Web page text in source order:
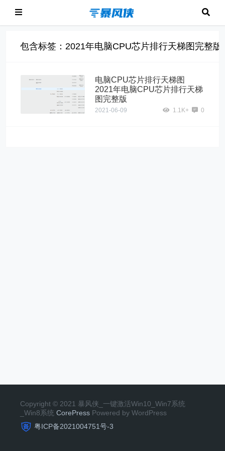
包含标签：2021年电脑CPU芯片排行天梯图完整版
电脑CPU芯片排行天梯图
2021年电脑CPU芯片排行天梯
图完整版
2021-06-09 1.1K+ 0
Copyright © 2021 暴风侠_一键激活Win10_Win7系统
_Win8系统 CorePress Powered by WordPress
粤ICP备2021004751号-3